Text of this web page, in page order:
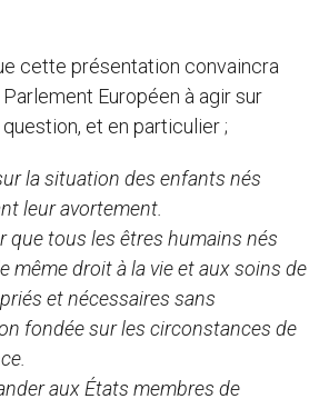
cette présentation convaincra
Européen à agir sur
et en particulier ;
la situation des enfants nés
leur avortement.
que tous les êtres humains nés
même droit à la vie et aux soins de
et nécessaires sans
fondée sur les circonstances de
aux États membres de